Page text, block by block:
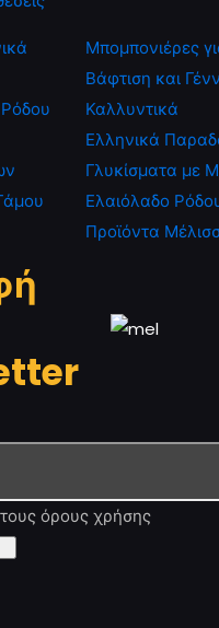
Μπομπονιέρες
Βάφτιση και
Καλλυντικά
Ελληνικά
Γλυκίσματα με
Ελαιόλαδο
Προϊόντα
όρους χρήσης